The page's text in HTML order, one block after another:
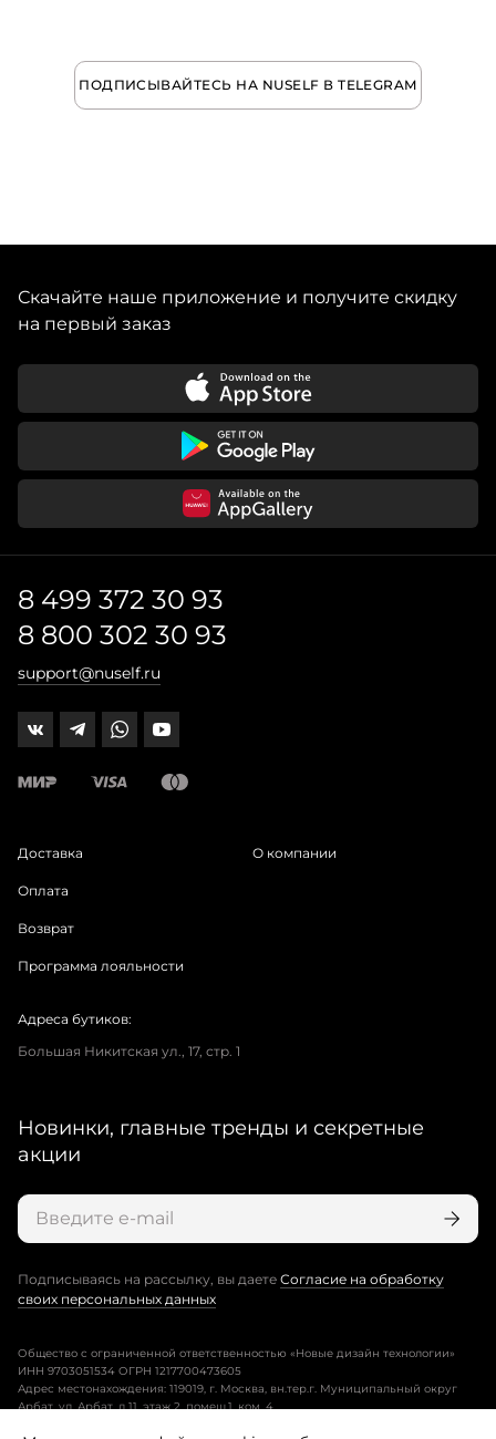
ПОДПИСЫВАЙТЕСЬ НА NUSELF В TELEGRAM
Скачайте наше приложение и получите скидку
на первый заказ
8 499 372 30 93
8 800 302 30 93
support@nuself.ru
Доставка
Оплата
Возврат
Программа лояльности
О компании
Адреса бутиков:
Большая Никитская ул., 17, стр. 1
Новинки, главные тренды и секретные
акции
Подписываясь на рассылку, вы даете Согласие на обработку
своих персональных данных
Общество с ограниченной ответственностью «Новые дизайн технологии»
ИНН 9703051534 ОГРН 1217700473605
Адрес местонахождения: 119019, г. Москва, вн.тер.г. Муниципальный округ
Арбат, ул. Арбат, д.11, этаж 2, помещ.1, ком. 4.